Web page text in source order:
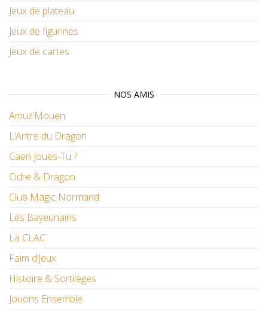
Jeux de plateau
Jeux de figurines
Jeux de cartes
NOS AMIS
Amuz’Mouen
L’Antre du Dragon
Caen Joues-Tu ?
Cidre & Dragon
Club Magic Normand
Les Bayeunains
La CLAC
Faim d’Jeux
Histoire & Sortilèges
Jouons Ensemble